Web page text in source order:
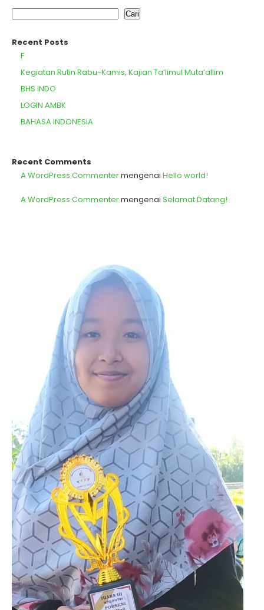
Cari
Recent Posts
F
Kegiatan Rutin Rabu-Kamis, Kajian Ta’limul Muta’allim
BHS INDO
LOGIN AMBK
BAHASA INDONESIA
Recent Comments
A WordPress Commentermengenai Hello world!
A WordPress Commentermengenai Selamat Datang!